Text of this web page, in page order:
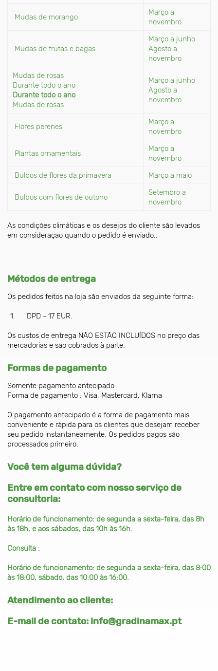
Mudas de morango
Março a
novembro
Mudas de frutas e bagas
Março a junho
Agosto a
novembro
Mudas de rosas
Durante todo o ano
Durante todo o ano
Mudas de rosas
Março a junho
Agosto a
novembro
Flores perenes
Março a
novembro
Plantas ornamentais
Março a
novembro
Bulbos de flores da primavera
Março a maio
Bulbos com flores de outono
Setembro a
novembro
As condições climáticas e os desejos do cliente são levados
em consideração quando o pedido é enviado..
Métodos de entrega
Os pedidos feitos na loja são enviados da seguinte forma:
DPD - 17 EUR.
Os custos de entrega NÃO ESTÃO INCLUÍDOS no preço das
mercadorias e são cobrados à parte.
Formas de pagamento
Somente pagamento antecipado
Forma de pagamento : Visa, Mastercard, Klarna
O pagamento antecipado é a forma de pagamento mais
conveniente e rápida para os clientes que desejam receber
seu pedido instantaneamente. Os pedidos pagos são
processados primeiro.
Você tem alguma dúvida?
Entre em contato com nosso serviço de
consultoria:
Horário de funcionamento: de segunda a sexta-feira, das 8h
às 18h, e aos sábados, das 10h às 16h.
Consulta :
Horário de funcionamento: de segunda a sexta-feira, das 8:00
às 18:00, sábado, das 10:00 às 16:00.
Atendimento ao cliente:
E-mail de contato: info@gradinamax.pt